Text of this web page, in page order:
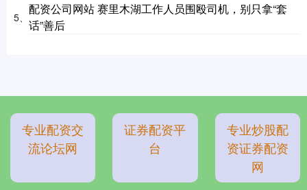
5、
配资公司网站 赛里木湖工作人员围殴司机，别只拿“套
话”善后
专业配资交
流论坛网
证券配资平
台
专业炒股配
资证券配资
网